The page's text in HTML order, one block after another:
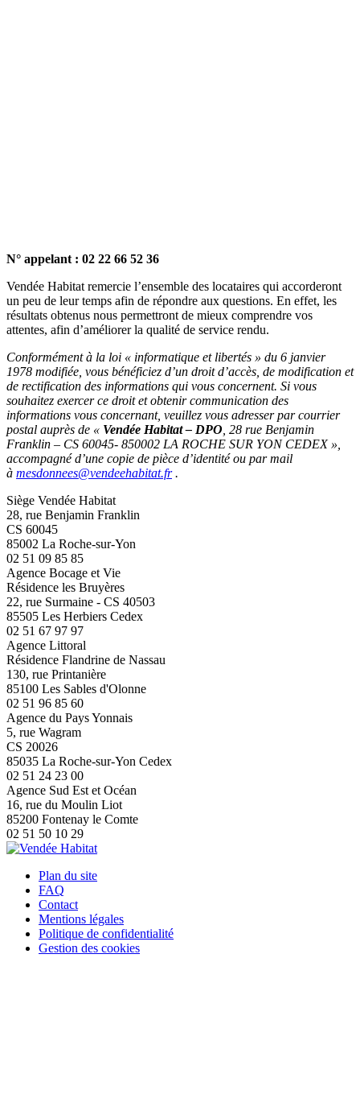
N° appelant : 02 22 66 52 36
Vendée Habitat remercie l’ensemble des locataires qui accorderont
un peu de leur temps afin de répondre aux questions. En effet, les
résultats obtenus nous permettront de mieux comprendre vos
attentes, afin d’améliorer la qualité de service rendu.
Conformément à la loi « informatique et libertés » du 6 janvier
1978 modifiée, vous bénéficiez d’un droit d’accès, de modification et
de rectification des informations qui vous concernent. Si vous
souhaitez exercer ce droit et obtenir communication des
informations vous concernant, veuillez vous adresser par courrier
postal auprès de « Vendée Habitat – DPO , 28 rue Benjamin
Franklin – CS 60045- 850002 LA ROCHE SUR YON CEDEX »,
accompagné d’une copie de pièce d’identité ou par mail
à mesdonnees@vendeehabitat.fr.
Siège Vendée Habitat
28, rue Benjamin Franklin
CS 60045
85002 La Roche-sur-Yon
02 51 09 85 85
Agence Bocage et Vie
Résidence les Bruyères
22, rue Surmaine - CS 40503
85505 Les Herbiers Cedex
02 51 67 97 97
Agence Littoral
Résidence Flandrine de Nassau
130, rue Printanière
85100 Les Sables d'Olonne
02 51 96 85 60
Agence du Pays Yonnais
5, rue Wagram
CS 20026
85035 La Roche-sur-Yon Cedex
02 51 24 23 00
Agence Sud Est et Océan
16, rue du Moulin Liot
85200 Fontenay le Comte
02 51 50 10 29
Plan du site
FAQ
Contact
Mentions légales
Politique de confidentialité
Gestion des cookies